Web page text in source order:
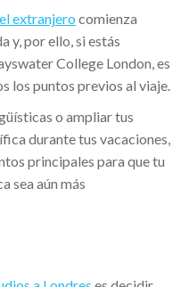
extranjero comienza
y, por ello, si estás
College London, es
los puntos previos al viaje.
o ampliar tus
durante tus vacaciones,
principales para que tu
sea aún más